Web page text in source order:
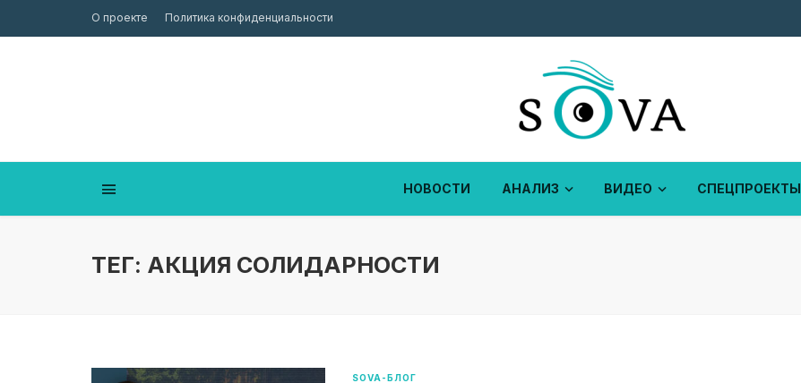
О проекте Политика конфиденциальности
НОВОСТИ АНАЛИЗ ВИДЕО СПЕЦПРОЕКТЫ
ТЕГ: АКЦИЯ СОЛИДАРНОСТИ
SOVA-БЛОГ